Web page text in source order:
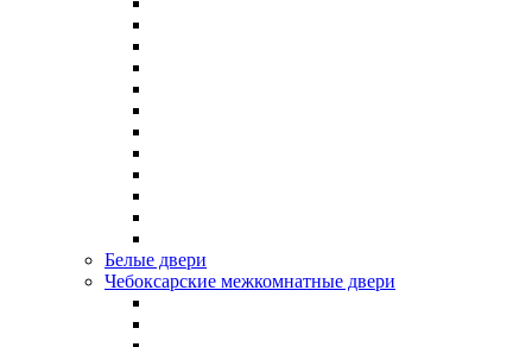
Белые двери
Чебоксарские межкомнатные двери